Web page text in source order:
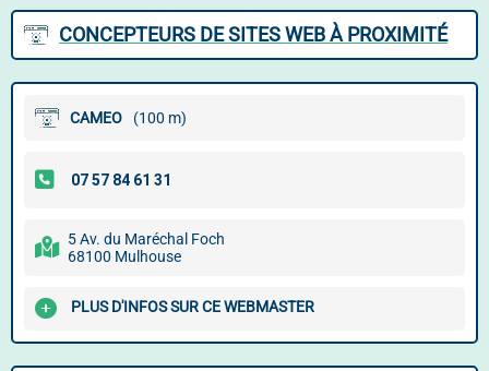
CONCEPTEURS DE SITES WEB À PROXIMITÉ
CAMEO (100 m)
5 Av. du Maréchal Foch
68100 Mulhouse
PLUS D'INFOS SUR CE WEBMASTER